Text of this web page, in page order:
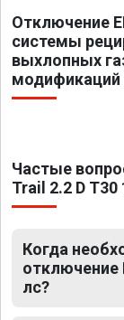
Отключение
системы
выхлопных
модификаций
Частые
Trail 2.2 D
Когда
отключение
лс?